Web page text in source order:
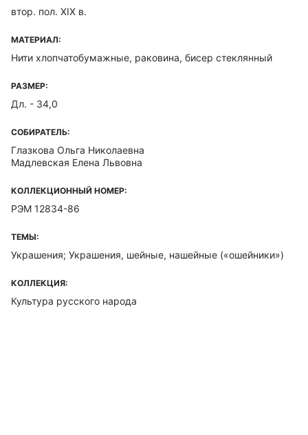
втор. пол. XIX в.
МАТЕРИАЛ:
Нити хлопчатобумажные, раковина, бисер стеклянный
РАЗМЕР:
Дл. - 34,0
СОБИРАТЕЛЬ:
Глазкова Ольга Николаевна
Мадлевская Елена Львовна
КОЛЛЕКЦИОННЫЙ НОМЕР:
РЭМ 12834-86
ТЕМЫ:
Украшения; Украшения, шейные, нашейные («ошейники»)
КОЛЛЕКЦИЯ:
Культура русского народа